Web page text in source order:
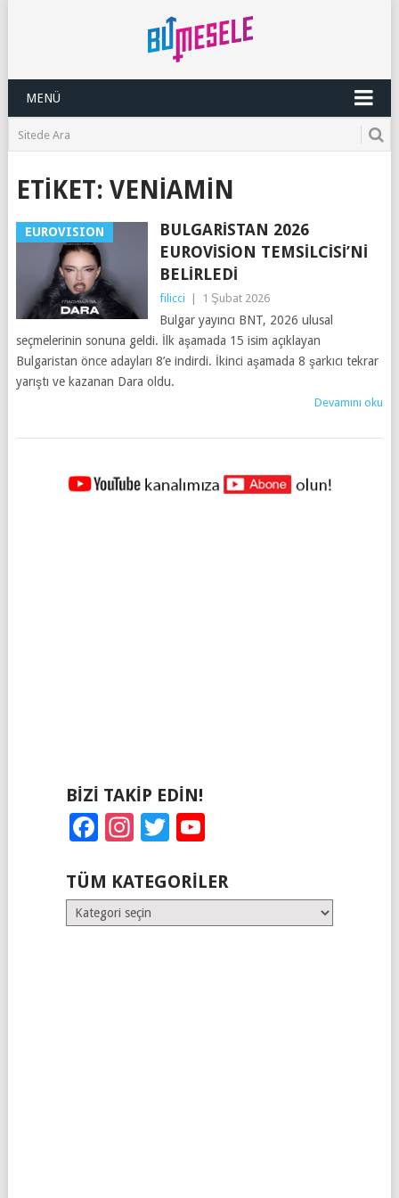
MENÜ
ETIKET: VENIAMIN
EUROVISION
BULGARISTAN 2026
EUROVISION TEMSILCISI’NI
BELIRLEDI
filicci 1 Şubat 2026
Bulgar yayıncı BNT, 2026 ulusal
seçmelerinin sonuna geldi. İlk aşamada 15 isim açıklayan
Bulgaristan önce adayları 8’e indirdi. İkinci aşamada 8 şarkıcı tekrar
yarıştı ve kazanan Dara oldu.
Devamını oku
YAZILAR
BIZI TAKIP EDIN!
Facebook
Instagram
Twitter
TÜM KATEGORILER
Tüm
Kategoriler